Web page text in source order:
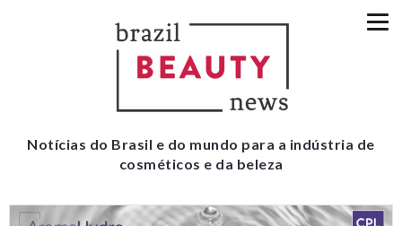
Notícias do Brasil e do mundo para a indústria de
cosméticos e da beleza